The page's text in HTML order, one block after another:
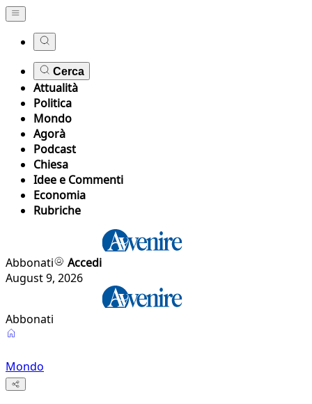
Cerca
Attualità
Politica
Mondo
Agorà
Podcast
Chiesa
Idee e Commenti
Economia
Rubriche
Abbonati
Accedi
August 9, 2026
Abbonati
Mondo